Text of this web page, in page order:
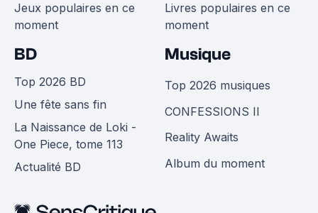
Jeux populaires en ce
moment
Livres populaires en ce
moment
BD
Top 2026 BD
Une fête sans fin
La Naissance de Loki -
One Piece, tome 113
Actualité BD
Musique
Top 2026 musiques
CONFESSIONS II
Reality Awaits
Album du moment